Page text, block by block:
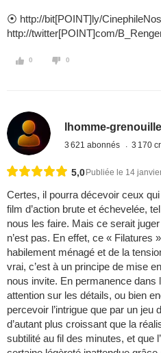
⦿ http://bit[POINT]ly/
http://twitter[POINT]com/
0 0
lhomme-grenouille
3 621 abonnés 3 170
5,0 Publiée le 14
Certes, il pourra décevoir ceux
film d’action brute et échevelée,
nous les faire. Mais ce serait
n’est pas. En effet, ce « Filatures
habilement ménagé et de la
vrai, c’est à un principe de mise
nous invite. En permanence dans
attention sur les détails, ou bien
percevoir l’intrigue que par un
d’autant plus croissant que la
subtilité au fil des minutes, et que